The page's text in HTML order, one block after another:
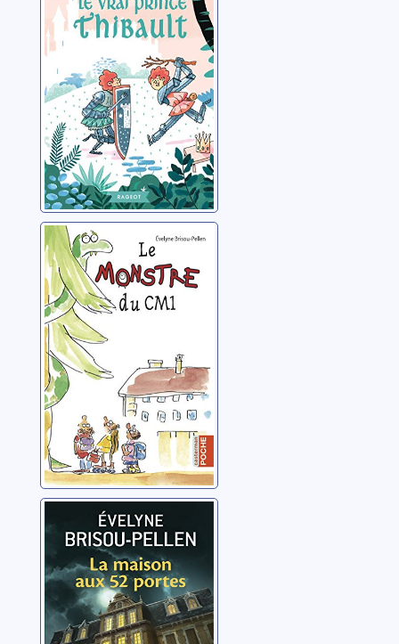
Brisou-Pellen, Évelyne
Le monstre du
CM1
Brisou-Pellen, Évelyne
La maison aux
52 portes
Brisou-Pellen, Évelyne